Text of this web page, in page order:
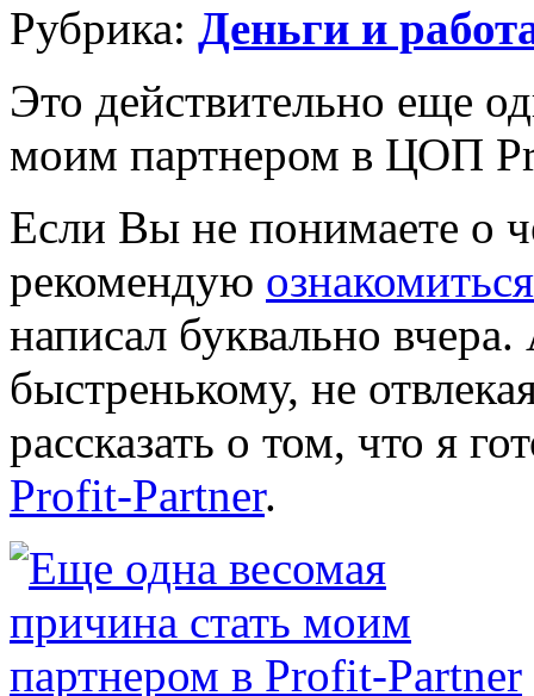
Рубрика: Деньги и
Это действительно еще
моим партнером в ЦОП
Если Вы не понимаете о
рекомендую
написал буквально
быстренькому, не
рассказать о том, что я
Profit-Partner.